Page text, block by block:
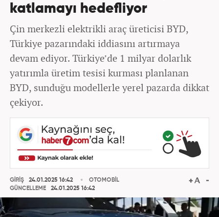
katlamayı hedefliyor
Çin merkezli elektrikli araç üreticisi BYD,
Türkiye pazarındaki iddiasını artırmaya
devam ediyor. Türkiye’de 1 milyar dolarlık
yatırımla üretim tesisi kurması planlanan
BYD, sunduğu modellerle yerel pazarda dikkat
çekiyor.
GİRİŞ
24.01.2025 16:42
GÜNCELLEME
24.01.2025 16:42
OTOMOBİL